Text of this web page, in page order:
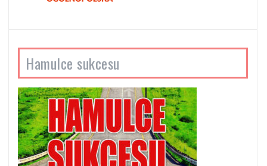
Hamulce sukcesu